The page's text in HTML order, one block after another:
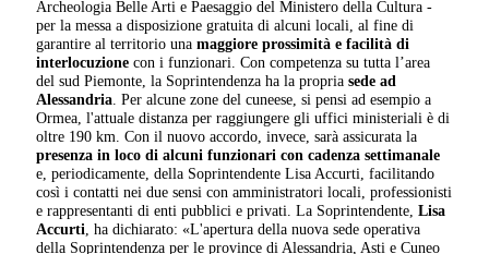
Archeologia Belle Arti e Paesaggio del Ministero della Cultura -
per la messa a disposizione gratuita di alcuni locali, al fine di
garantire al territorio unamaggiore prossimità e facilità di
interlocuzione con i funzionari. Con competenza su tutta l’area
del sud Piemonte, la Soprintendenza ha la propria sede ad
Alessandria. Per alcune zone del cuneese, si pensi ad esempio a
Ormea, l'attuale distanza per raggiungere gli uffici ministeriali è di
oltre 190 km. Con il nuovo accordo, invece, sarà assicurata la
presenza in loco di alcuni funzionari con cadenza settimanale
e, periodicamente, della Soprintendente Lisa Accurti, facilitando
così i contatti nei due sensi con amministratori locali, professionisti
e rappresentanti di enti pubblici e privati. La Soprintendente,Lisa
Accurti, ha dichiarato: «L'apertura della nuova sede operativa
della Soprintendenza per le province di Alessandria, Asti e Cuneo